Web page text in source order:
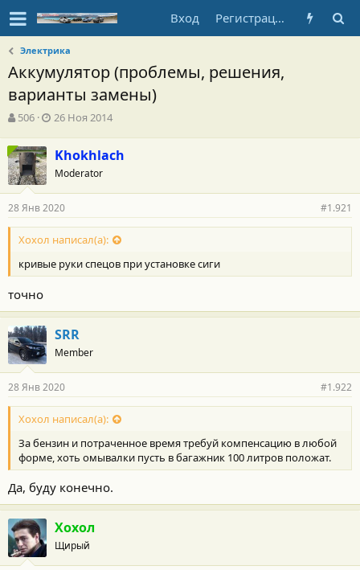
Вход Регистрация
Электрика
Аккумулятор (проблемы, решения,
варианты замены)
А
т
о
р
т
е
м
ы
506
Д
а
н
ч
а
л
а
26 Ноя 2014
Khokhlach
Moderator
28 Янв 2020 #1.921
Хохол написал(а):
кривые руки спецов при установке сиги
точно
SRR
Member
28 Янв 2020 #1.922
Хохол написал(а):
За бензин и потраченное время требуй компенсацию в любой
форме, хоть омывалки пусть в багажник 100 литров положат.
Да, буду конечно.
Хохол
Щирый